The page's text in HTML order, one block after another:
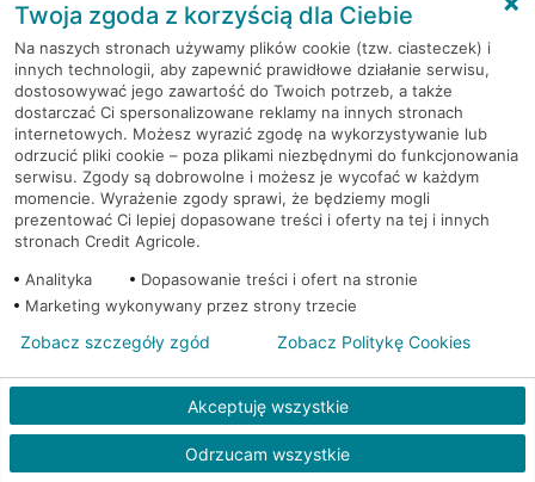
Warszawa, Skarbka z Gór 116
Warszawa, Słomińskiego 7
Warszawa, Sokołowska 11
Warszawa, Solec 32/34
Warszawa, Solidarności 95
Warszawa, Stawki 6.
Warszawa, Strażacka 104
Twoja zgoda z korzyścią dla Ciebie
Na naszych stronach używamy plików cookie (tzw. ciasteczek) i
innych technologii, aby zapewnić prawidłowe działanie serwisu,
dostosowywać jego zawartość do Twoich potrzeb, a także
dostarczać Ci spersonalizowane reklamy na innych stronach
internetowych. Możesz wyrazić zgodę na wykorzystywanie lub
odrzucić pliki cookie – poza plikami niezbędnymi do funkcjonowania
serwisu. Zgody są dobrowolne i możesz je wycofać w każdym
momencie. Wyrażenie zgody sprawi, że będziemy mogli
prezentować Ci lepiej dopasowane treści i oferty na tej i innych
stronach Credit Agricole.
Analityka
Dopasowanie treści i ofert na stronie
Marketing wykonywany przez strony trzecie
Akceptuję wszystkie
Odrzucam wszystkie
Zobacz szczegóły zgód Zobacz Politykę Cookies